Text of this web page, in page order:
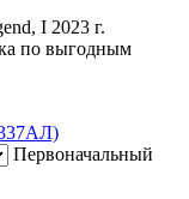
Первоначальный